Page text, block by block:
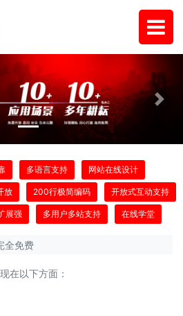
Next
多语言支持 网站在线设计
放 200行极简编码 开放式互动支持
展强 多用户多站支持 在线学堂
全免费
在以下方面：